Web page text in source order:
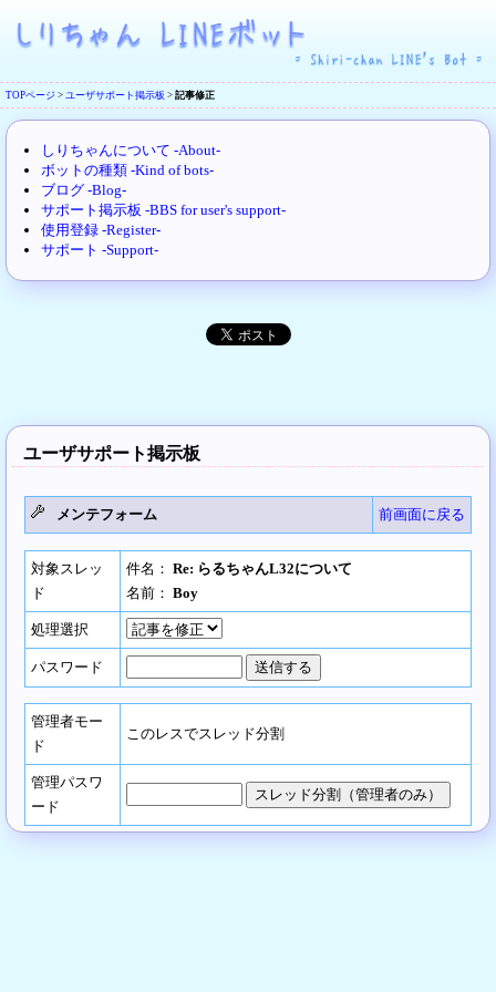
TOPページ > ユーザサポート掲示板 > 記事修正
しりちゃんについて -About-
ボットの種類 -Kind of bots-
ブログ -Blog-
サポート掲示板 -BBS for user's support-
使用登録 -Register-
サポート -Support-
ユーザサポート掲示板
メンテフォーム 前画面に戻る
対象スレッ
ド
件名： Re: らるちゃんL32について
名前： Boy
処理選択
パスワード
管理者モー
ド
このレスでスレッド分割
管理パスワ
ード